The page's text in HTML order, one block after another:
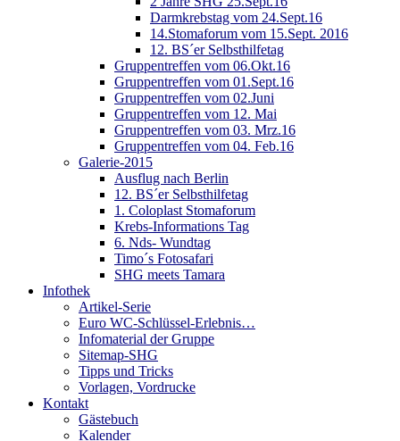
Darmkrebstag vom 24.Sept.16
14.Stomaforum vom 15.Sept. 2016
12. BS´er Selbsthilfetag
Gruppentreffen vom 06.Okt.16
Gruppentreffen vom 01.Sept.16
Gruppentreffen vom 02.Juni
Gruppentreffen vom 12. Mai
Gruppentreffen vom 03. Mrz.16
Gruppentreffen vom 04. Feb.16
Galerie-2015
Ausflug nach Berlin
12. BS´er Selbsthilfetag
1. Coloplast Stomaforum
Krebs-Informations Tag
6. Nds- Wundtag
Timo´s Fotosafari
SHG meets Tamara
Infothek
Artikel-Serie
Euro WC-Schlüssel-Erlebnis…
Infomaterial der Gruppe
Sitemap-SHG
Tipps und Tricks
Vorlagen, Vordrucke
Kontakt
Gästebuch
Kalender